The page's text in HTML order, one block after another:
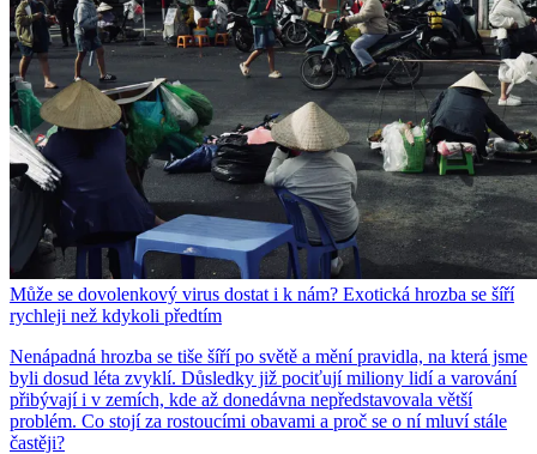
Může se dovolenkový virus dostat i k nám? Exotická hrozba se šíří
rychleji než kdykoli předtím
Nenápadná hrozba se tiše šíří po světě a mění pravidla, na která jsme
byli dosud léta zvyklí. Důsledky již pociťují miliony lidí a varování
přibývají i v zemích, kde až donedávna nepředstavovala větší
problém. Co stojí za rostoucími obavami a proč se o ní mluví stále
častěji?